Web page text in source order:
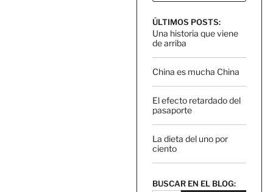
ÚLTIMOS POSTS:
Una historia que viene
de arriba
China es mucha China
El efecto retardado del
pasaporte
La dieta del uno por
ciento
BUSCAR EN EL BLOG: